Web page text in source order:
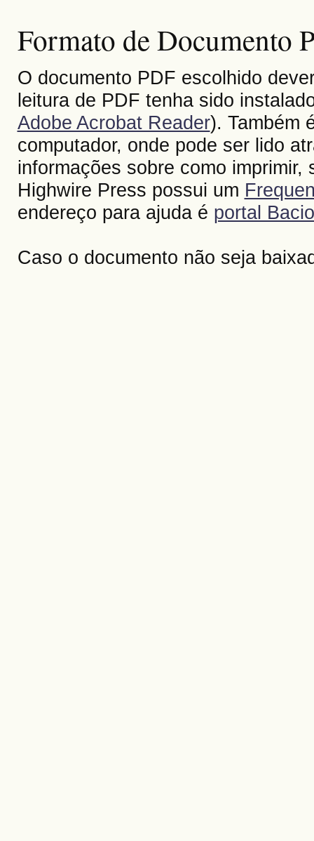
Formato de Documento
O documento PDF escolhido
leitura de PDF tenha sido
Adobe Acrobat Reader). Também
computador, onde pode ser lido
informações sobre como
Highwire Press possui um
endereço para ajuda é portal
Caso o documento não seja